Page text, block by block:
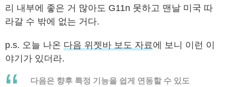
리 내부에 좋은 거 많아도 G11n 못하고 맨날 미국 따
라갈 수 밖에 없는 거다.
p.s. 오늘 나온 다음 위젯바 보도 자료에 보니 이런 이
야기가 있더라.
다음은 향후 특정 기능을 쉽게 연동할 수 있도